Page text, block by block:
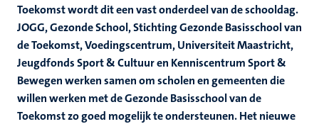
Toekomst wordt dit een vast onderdeel van de schooldag.
JOGG, Gezonde School, Stichting Gezonde Basisschool van
de Toekomst, Voedingscentrum, Universiteit Maastricht,
Jeugdfonds Sport & Cultuur en Kenniscentrum Sport &
Bewegen werken samen om scholen en gemeenten die
willen werken met de Gezonde Basisschool van de
Toekomst zo goed mogelijk te ondersteunen. Het nieuwe